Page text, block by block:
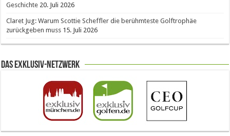
Geschichte 20. Juli 2026
Claret Jug: Warum Scottie Scheffler die berühmteste Golftrophäe
zurückgeben muss 15. Juli 2026
Das Exklusiv-Netzwerk